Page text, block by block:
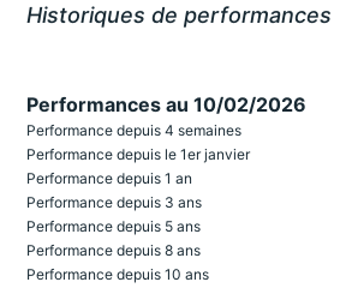
Historiques de performances
Performances au 10/02/2026
Performance depuis 4 semaines
Performance depuis le 1er janvier
Performance depuis 1 an
Performance depuis 3 ans
Performance depuis 5 ans
Performance depuis 8 ans
Performance depuis 10 ans